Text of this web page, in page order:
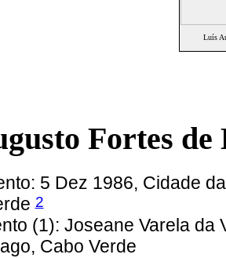
Luís
Fortes
5 Dez 1986, Cidade
2
(1): Joseane Varela da
Cabo Verde